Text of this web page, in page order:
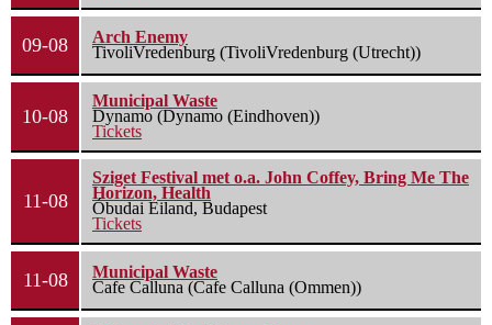
09-08
Arch Enemy
TivoliVredenburg (TivoliVredenburg (Utrecht))
10-08
Municipal Waste
Dynamo (Dynamo (Eindhoven))
Tickets
11-08
Sziget Festival met o.a. John Coffey, Bring Me The
Horizon, Health
Óbudai Eiland, Budapest
Tickets
11-08
Municipal Waste
Cafe Calluna (Cafe Calluna (Ommen))